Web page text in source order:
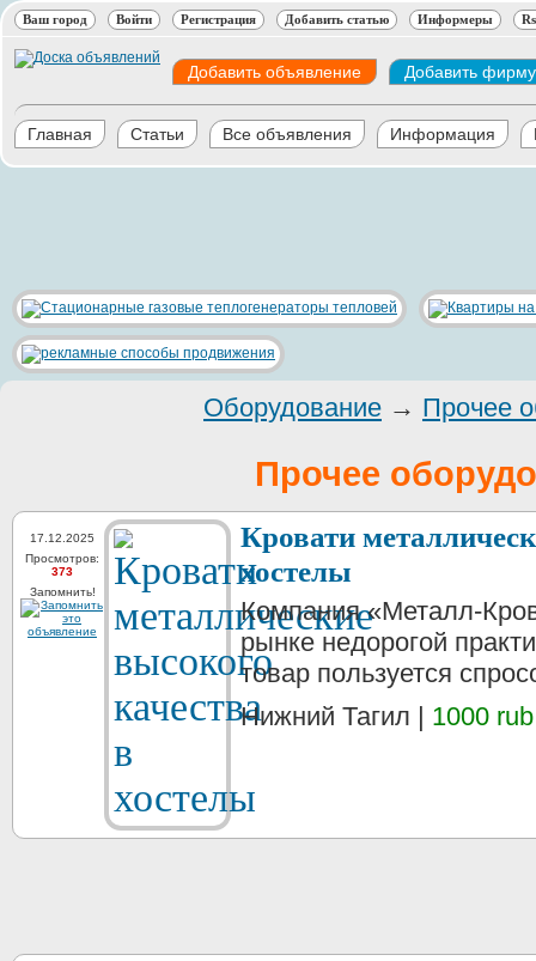
Ваш город Войти Регистрация Добавить статью Информеры
Добавить объявление Добавить фирму
Главная Статьи Все объявления Информация
Оборудование → Прочее
Прочее
17.12.2025
Просмотров:
373
Запомнить!
Кровати
хостелы
Компания «Металл-
рынке недорогой
товар пользуется
Нижний Тагил | 1000 rub